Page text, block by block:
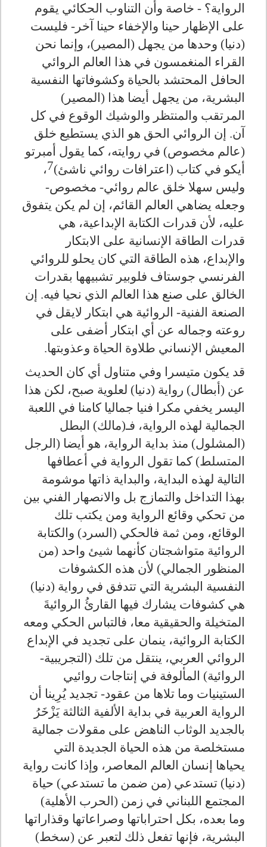
الرواية؟ - خاصة وأن التناوب الحكائي يقوم
على الإظهار حينا والإخفاء حينا آخر- فليست
(دنيا) وحدها من يجهل (المصير)، وإنما نحن
القراء المنغمسون في هذا العالم الروائي
الحافل المحتشد بالحياة وكشوفاتها النفسية
البشرية، من يجهل أيضا هذا (المصير)
المرتقب والمنتظر والوشيك الوقوع في كل
آن. إن الروائي الحق هو الذي يستطيع خلق
(عالم مخصوص) في روايته، كما يقول أمبرتو
أيكو في كتاب (اعترافات روائي ناشئ)7،
وليس سهلا خلق عالم روائي- مخصوص-
وجعله يضاهي العالم القائم، إن لم يكن يتفوق
عليه، لأن قدرات الكتابة الإبداعية، هي
قدرات الطاقة الإنسانية على الابتكار
والإبداع، هذه الطاقة التي كان يحلو للروائي
الفرنسي جوستاف فلوبير تشبيهها بقدرات
الخالق على صنع هذا العالم الذي نحيا فيه. إن
الصنعة الفنية- الروائية هي ابتكار لايقل في
روعته وجماله عن أي ابتكار أضفى على
المعيش الإنساني طلاوة الحياة وعذوبتها.
قد يكون متيسرا وفي متناول أي كان الحديث
عن (أبطال) رواية (دنيا) لعلوية صبح، لكن هذا
اليسر يخفي مكرا فنيا جماليا كامنا في اللعبة
الجمالية لهذه الرواية، فـ(مالك) البطل
(المشلول) منذ بداية الرواية، هو أيضا (الرجل
المتسلط) كما تقول الرواية في أعطافها
التالية لهذه البداية، والبداية ذاتها موشومة
بهذا التداخل والتمازج بل والانصهار الفني بين
من تحكي وقائع الرواية ومن يكتب تلك
الوقائع، ومن ثمة فالحكي (السرد) والكتابة
الروائية متواشجتان كأنهما شيئ واحد (من
المنظور الجمالي) لأن هذه الكشوفات
النفسية البشرية التي تتدفق في رواية (دنيا)
هي كشوفات يشارك فيها القارئُ الروائيةَ
المتخيلة والحقيقية معا، فالتباس الحكي ومعه
الكتابة الروائية، ينمان على تجديد في الإبداع
الروائي العربي، ينتقل من تلك (التجريبية-
الروائية) المألوفة في إنتاجات روائيي
الستينيات وما تلاها من عقود- تجديد يُرِينا أن
الرواية العربية في بداية الألفية الثالثة يَزْخَرُ
بالجديد الوثاب الناهض على مقولات جمالية
مستخلصة من هذه الحياة الجديدة التي
يحياها إنسان العالم المعاصر، وإذا كانت رواية
(دنيا) تستدعي (من ضمن ما تستدعي) حياة
المجتمع اللبناني في زمن (الحرب الأهلية)
وما بعده، بكل احتراباتها وصراعاتها وقذاراتها
البشرية، فإنها تفعل ذلك لتعبر عن (سخط)